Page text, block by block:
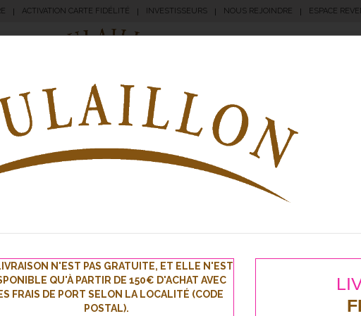
| ACTIVATION CARTE FIDÉLITÉ | INVESTISSEURS | NOUS REJOINDRE | ESPACE
Pâtisserie Apéritifs Traiteur
1 2 3 4 5
N'EST PAS GRATUITE, ET ELLE N'EST
QU'À PARTIR DE 150€ D'ACHAT AVEC
FRAIS DE PORT SELON LA LOCALITÉ (CODE
POSTAL).